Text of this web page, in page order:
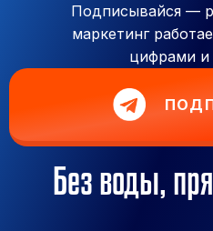
Подписывайся —
маркетинг
цифрами и
Без воды,